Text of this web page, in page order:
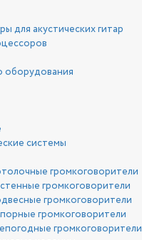
для акустических гитар
оборудования
системы
громкоговорители
громкоговорители
громкоговорители
громкоговорители
громкоговорители